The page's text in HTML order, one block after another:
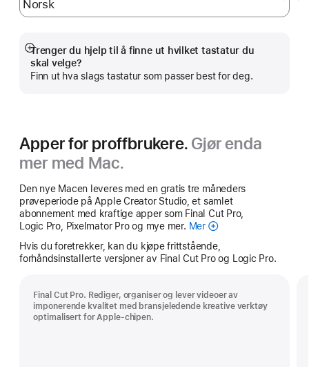
Trenger du hjelp til å finne ut hvilket tastatur du
skal velge?
Finn ut hva slags tastatur som passer best for deg.
Mer
Apper for proffbrukere. Gjør enda
mer med Mac.
Den nye Macen leveres med en gratis tre måneders
prøveperiode på Apple Creator Studio, et samlet
abonnement med kraftige apper som Final Cut Pro,
Logic Pro, Pixelmator Pro og mye mer. MerApple Creator Studio
Hvis du foretrekker, kan du kjøpe frittstående,
forhåndsinstallerte versjoner av Final Cut Pro og Logic Pro.
Final Cut Pro. Rediger, organiser og lever videoer av
imponerende kvalitet med bransjeledende kreative verktøy
optimalisert for Apple-chipen.